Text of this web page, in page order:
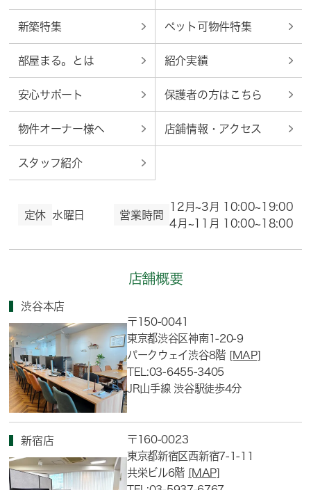
新築特集 ペット可物件特集
部屋まる。とは 紹介実績
安心サポート 保護者の方はこちら
物件オーナー様へ 店舗情報・アクセス
スタッフ紹介
定休 水曜日 営業時間
12月~3月 10:00~19:00
4月~11月 10:00~18:00
店舗概要
渋谷本店
〒150-0041
東京都渋谷区神南1-20-9
パークウェイ渋谷8階 [MAP]
TEL:03-6455-3405
JR山手線 渋谷駅徒歩4分
新宿店
〒160-0023
東京都新宿区西新宿7-1-11
共栄ビル6階 [MAP]